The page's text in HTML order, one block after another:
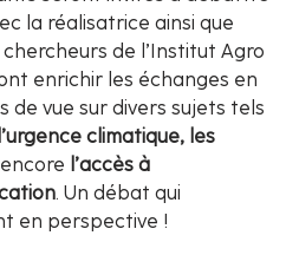
la réalisatrice ainsi que
de l’Institut Agro
enrichir les échanges en
vue sur divers sujets tels
climatique, les
l’accès à
. Un débat qui
en perspective !